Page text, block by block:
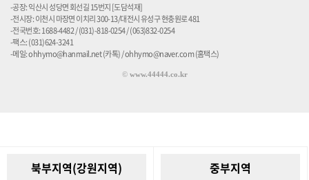
-공장: 익산시 성당면 회선길 15번지 [도담석재]
-전시장: 이천시 마장면 이치리 300-13/대전시 유성구 현충원로 481
-전국번호: 1688-4482 / (031)-818-0254 / (063)832-0254
-팩스: (031)624-3241
-메일: ohhymo@hanmail.net (카톡) / ohhymo@naver.com (홈택스)
© www.44444.co.kr
북부지역(강원지역) 중부지역